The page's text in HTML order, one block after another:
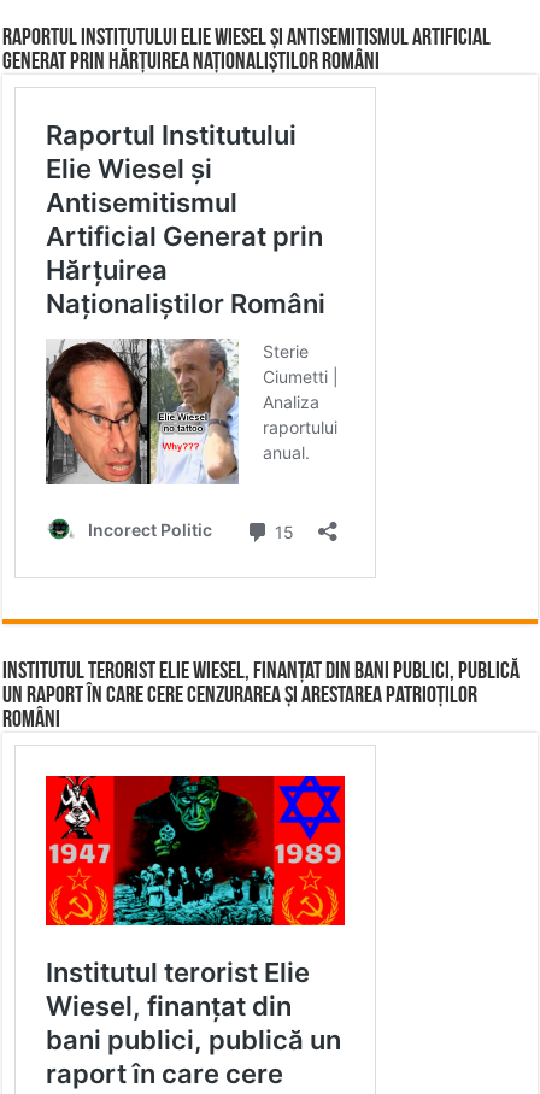
Raportul Institutului Elie Wiesel și Antisemitismul Artificial
Generat prin Hărțuirea Naționaliștilor Români
Institutul terorist Elie Wiesel, finanțat din bani publici, publică
un raport în care cere cenzurarea și arestarea patrioților
români